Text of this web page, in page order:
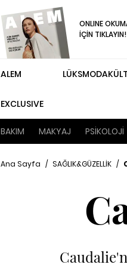
ONLINE
İÇİN TIKLAYIN!
ALEM
EXCLUSIVE
LÜKSMODA
BAKIM MAKYAJ PSİKOLOJİ
Ana Sayfa / SAĞLIK&GÜZELLİK /